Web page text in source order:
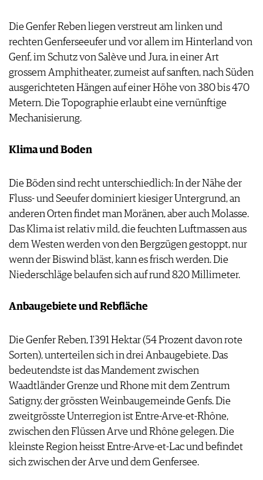
Die Genfer Reben liegen verstreut am linken und
rechten Genferseeufer und vor allem im Hinterland von
Genf, im Schutz von Salève und Jura, in einer Art
grossem Amphitheater, zumeist auf sanften, nach Süden
ausgerichteten Hängen auf einer Höhe von 380 bis 470
Metern. Die Topographie erlaubt eine vernünftige
Mechanisierung.
Klima und Boden
Die Böden sind recht unterschiedlich: In der Nähe der
Fluss- und Seeufer dominiert kiesiger Untergrund, an
anderen Orten findet man Moränen, aber auch Molasse.
Das Klima ist relativ mild, die feuchten Luftmassen aus
dem Westen werden von den Bergzügen gestoppt, nur
wenn der Biswind bläst, kann es frisch werden. Die
Niederschläge belaufen sich auf rund 820 Millimeter.
Anbaugebiete und Rebfläche
Die Genfer Reben, 1'391 Hektar (54 Prozent davon rote
Sorten), unterteilen sich in drei Anbaugebiete. Das
bedeutendste ist das Mandement zwischen
Waadtländer Grenze und Rhone mit dem Zentrum
Satigny, der grössten Weinbaugemeinde Genfs. Die
zweitgrösste Unterregion ist Entre-Arve-et-Rhône,
zwischen den Flüssen Arve und Rhône gelegen. Die
kleinste Region heisst Entre-Arve-et-Lac und befindet
sich zwischen der Arve und dem Genfersee.